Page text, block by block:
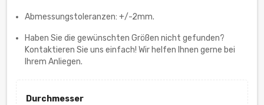
Abmessungstoleranzen: +/-2mm.
Haben Sie die gewünschten Größen nicht gefunden?
Kontaktieren Sie uns einfach! Wir helfen Ihnen gerne bei
Ihrem Anliegen.
Durchmesser